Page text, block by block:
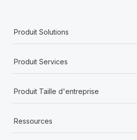
Produit Solutions
Produit Services
Produit Taille d'entreprise
Ressources